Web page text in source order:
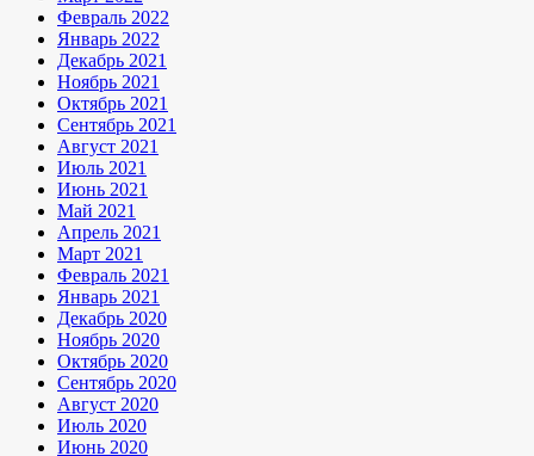
Февраль 2022
Январь 2022
Декабрь 2021
Ноябрь 2021
Октябрь 2021
Сентябрь 2021
Август 2021
Июль 2021
Июнь 2021
Май 2021
Апрель 2021
Март 2021
Февраль 2021
Январь 2021
Декабрь 2020
Ноябрь 2020
Октябрь 2020
Сентябрь 2020
Август 2020
Июль 2020
Июнь 2020